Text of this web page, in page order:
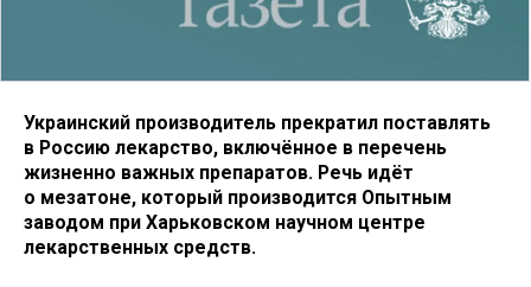
Украинский производитель прекратил поставлять
в Россию лекарство, включённое в перечень
жизненно важных препаратов. Речь идёт
о мезатоне, который производится Опытным
заводом при Харьковском научном центре
лекарственных средств.